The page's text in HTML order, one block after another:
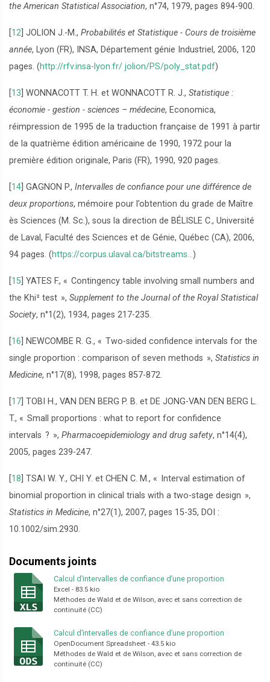
the American Statistical Association, n°74, 1979, pages 894-900.
12 JOLION J.-M., Probabilités et Statistique - Cours de troisième
année, Lyon (FR), INSA, Département génie Industriel, 2006, 120
pages. (http://rfv.insa-lyon.fr/ jolion/PS/poly_stat.pdf)
13 WONNACOTT T. H. et WONNACOTT R. J., Statistique :
économie - gestion - sciences – médecine, Economica,
réimpression de 1995 de la traduction française de 1991 à partir
de la quatrième édition américaine de 1990, 1972 pour la
première édition originale, Paris (FR), 1990, 920 pages.
14 GAGNON P., Intervalles de confiance pour une différence de
deux proportions, mémoire pour l’obtention du grade de Maître
ès Sciences (M. Sc.), sous la direction de BÉLISLE C., Université
de Laval, Faculté des Sciences et de Génie, Québec (CA), 2006,
94 pages. (https://corpus.ulaval.ca/bitstreams...)
15 YATES F., « Contingency table involving small numbers and
the Khi² test », Supplement to the Journal of the Royal Statistical
Society, n°1(2), 1934, pages 217-235.
16 NEWCOMBE R. G., « Two-sided confidence intervals for the
single proportion : comparison of seven methods », Statistics in
Medicine, n°17(8), 1998, pages 857-872.
17 TOBI H., VAN DEN BERG P. B. et DE JONG-VAN DEN BERG L.
T., « Small proportions : what to report for confidence
intervals ? », Pharmacoepidemiology and drug safety, n°14(4),
2005, pages 239-247.
18 TSAI W. Y., CHI Y. et CHEN C. M., «
Interval estimation of
binomial proportion in clinical trials with a two-stage design »,
Statistics in Medicine, n°27(1), 2007, pages 15-35, DOI :
10.1002/sim.2930.
Documents joints
Calcul d’intervalles de confiance d’une proportion
Excel - 83.5 kio
Méthodes de Wald et de Wilson, avec et sans correction de
continuité (CC)
Calcul d’intervalles de confiance d’une proportion
OpenDocument Spreadsheet - 43.5 kio
Méthodes de Wald et de Wilson, avec et sans correction de
continuité (CC)